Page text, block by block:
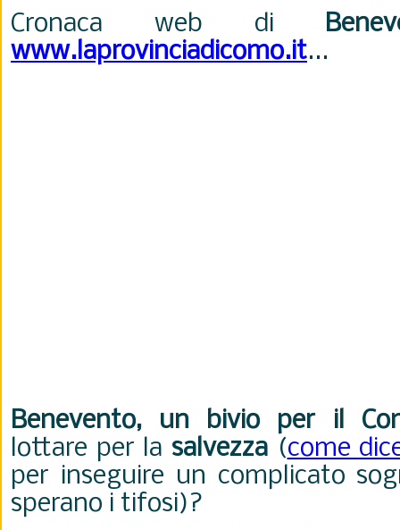
Cronaca web di
www.laprovinciadicomo.it...
Benevento, un bivio per il
lottare per la salvezza(come
per inseguire un complicato
sperano i tifosi)?